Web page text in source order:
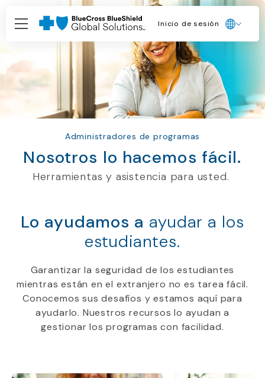
Inicio de sesión
Inicio de sesión
Administradores de programas
Nosotros lo hacemos fácil.
Herramientas y asistencia para usted.
Lo ayudamos a ayudar a los
estudiantes.
Garantizar la seguridad de los estudiantes
mientras están en el extranjero no es tarea fácil.
Conocemos sus desafíos y estamos aquí para
ayudarlo. Nuestros recursos lo ayudan a
gestionar los programas con facilidad.